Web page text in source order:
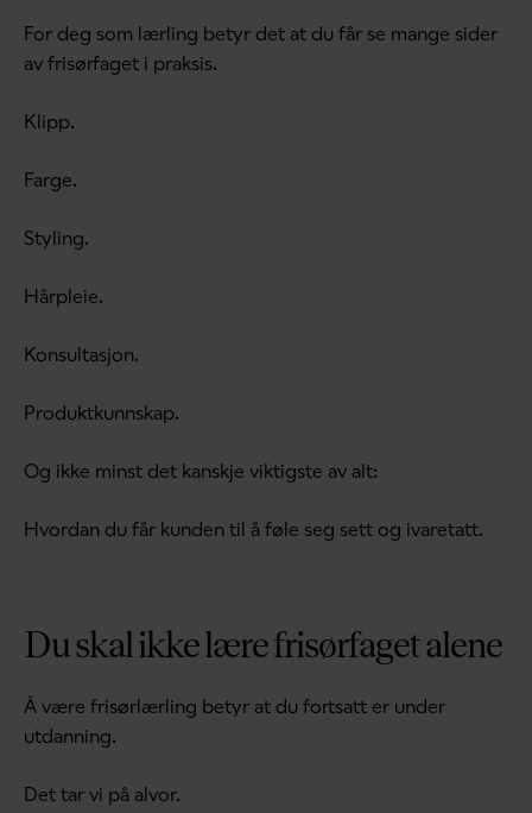
For deg som lærling betyr det at du får se mange sider
av frisørfaget i praksis.
Klipp.
Farge.
Styling.
Hårpleie.
Konsultasjon.
Produktkunnskap.
Og ikke minst det kanskje viktigste av alt:
Hvordan du får kunden til å føle seg sett og ivaretatt.
Du skal ikke lære frisørfaget alene
Å være frisørlærling betyr at du fortsatt er under
utdanning.
Det tar vi på alvor.